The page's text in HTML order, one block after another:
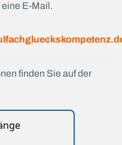
E-Mail.
finden Sie auf der